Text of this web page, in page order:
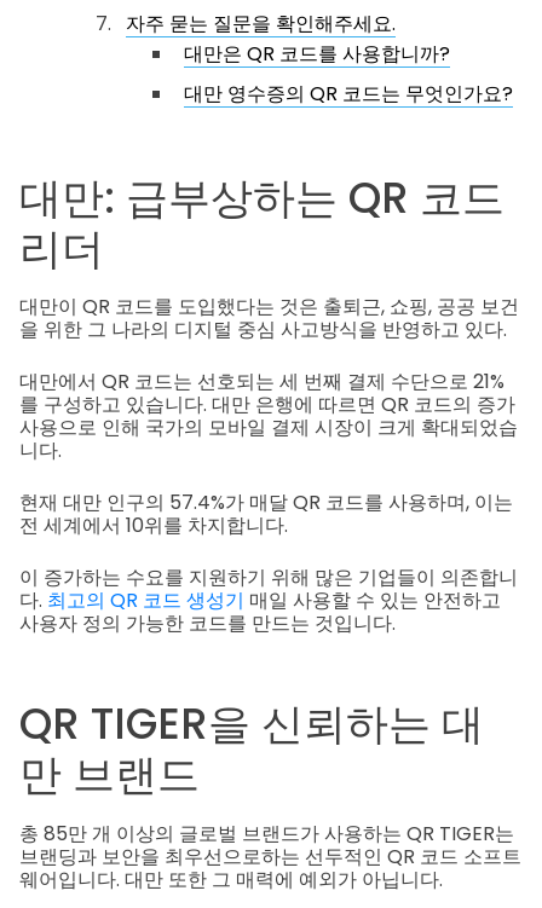
자주 묻는 질문을 확인해주세요.
대만은 QR 코드를 사용합니까?
대만 영수증의 QR 코드는 무엇인가요?
대만: 급부상하는 QR 코드
리더
대만이 QR 코드를 도입했다는 것은 출퇴근, 쇼핑, 공공 보건
을 위한 그 나라의 디지털 중심 사고방식을 반영하고 있다.
대만에서 QR 코드는 선호되는 세 번째 결제 수단으로 21%
를 구성하고 있습니다. 대만 은행에 따르면 QR 코드의 증가
사용으로 인해 국가의 모바일 결제 시장이 크게 확대되었습
니다.
현재 대만 인구의 57.4%가 매달 QR 코드를 사용하며, 이는
전 세계에서 10위를 차지합니다.
이 증가하는 수요를 지원하기 위해 많은 기업들이 의존합니
다. 최고의 QR 코드 생성기 매일 사용할 수 있는 안전하고
사용자 정의 가능한 코드를 만드는 것입니다.
QR TIGER을 신뢰하는 대
만 브랜드
총 85만 개 이상의 글로벌 브랜드가 사용하는 QR TIGER는
브랜딩과 보안을 최우선으로하는 선두적인 QR 코드 소프트
웨어입니다. 대만 또한 그 매력에 예외가 아닙니다.